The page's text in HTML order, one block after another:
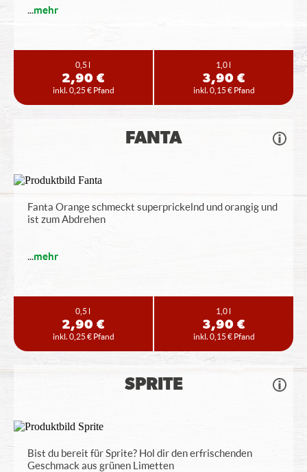
...mehr
0,5 l
2,90 €
inkl. 0,25 € Pfand
1,0 l
3,90 €
inkl. 0,15 € Pfand
FANTA
Fanta Orange schmeckt superprickelnd und orangig und
ist zum Abdrehen
...mehr
0,5 l
2,90 €
inkl. 0,25 € Pfand
1,0 l
3,90 €
inkl. 0,15 € Pfand
SPRITE
Bist du bereit für Sprite? Hol dir den erfrischenden
Geschmack aus grünen Limetten